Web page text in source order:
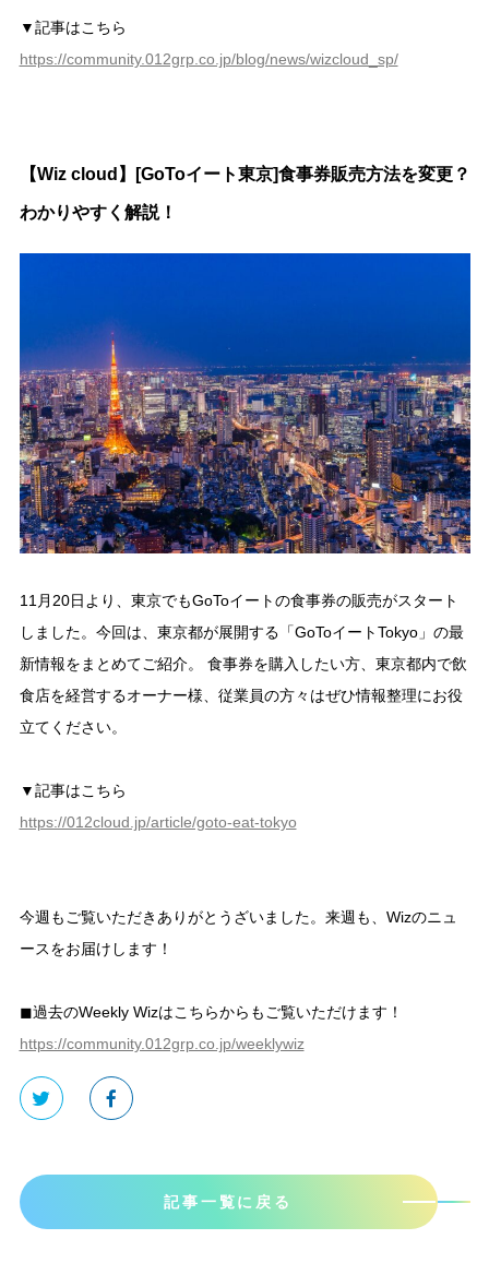
▼記事はこちら
https://community.012grp.co.jp/blog/news/wizcloud_sp/
【Wiz cloud】[GoToイート東京]食事券販売方法を変更？
わかりやすく解説！
11月20日より、東京でもGoToイートの食事券の販売がスタート
しました。今回は、東京都が展開する「GoToイートTokyo」の最
新情報をまとめてご紹介。 食事券を購入したい方、東京都内で飲
食店を経営するオーナー様、従業員の方々はぜひ情報整理にお役
立てください。
▼記事はこちら
https://012cloud.jp/article/goto-eat-tokyo
今週もご覧いただきありがとうざいました。来週も、Wizのニュ
ースをお届けします！
◼︎過去のWeekly Wizはこちらからもご覧いただけます！
https://community.012grp.co.jp/weeklywiz
記事一覧に戻る